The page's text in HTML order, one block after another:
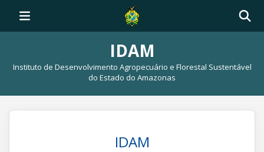
IDAM
Instituto de Desenvolvimento Agropecuário e Florestal Sustentável
do Estado do Amazonas
IDAM